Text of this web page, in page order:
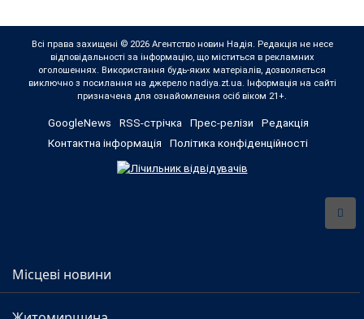
Всі права захищені © 2026 Агентство новин Надія. Редакція не несе
відповідальності за інформацію, що міститься в рекламних
оголошеннях. Використання будь-яких матеріалів, дозволяється
виключно з посилання на джерело nadiya.zt.ua. Інформація на сайті
призначена для ознайомлення осіб віком 21+.
GoogleNews RSS-стрічка Прес-релізи
Редакція
Контактна інформація
Політика конфіденційності
Місцеві новини